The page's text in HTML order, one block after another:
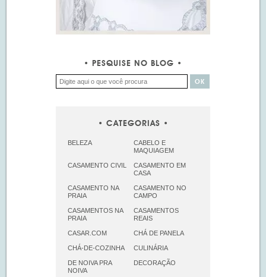
PESQUISE NO BLOG
CATEGORIAS
BELEZA
CABELO E
MAQUIAGEM
CASAMENTO CIVIL
CASAMENTO EM
CASA
CASAMENTO NA
PRAIA
CASAMENTO NO
CAMPO
CASAMENTOS NA
PRAIA
CASAMENTOS
REAIS
CASAR.COM CHÁ DE PANELA
CHÁ-DE-COZINHA CULINÁRIA
DE NOIVA PRA
NOIVA
DECORAÇÃO